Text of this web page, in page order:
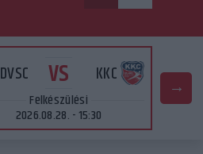
DVSC VS KKC
Felkészülési
2026.08.28. - 15:30